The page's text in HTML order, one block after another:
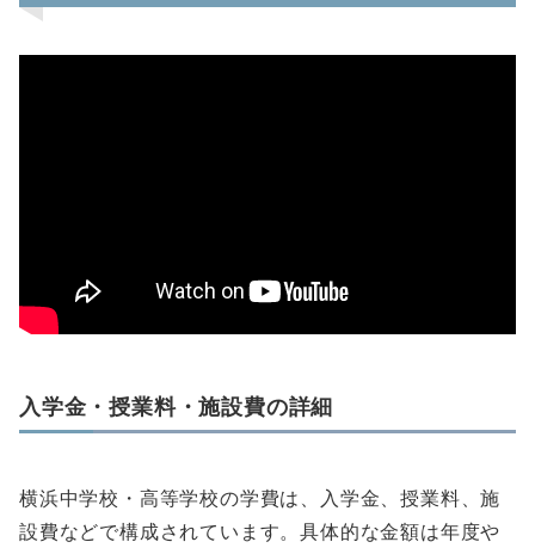
入学金・授業料・施設費の詳細
横浜中学校・高等学校の学費は、入学金、授業料、施
設費などで構成されています。具体的な金額は年度や